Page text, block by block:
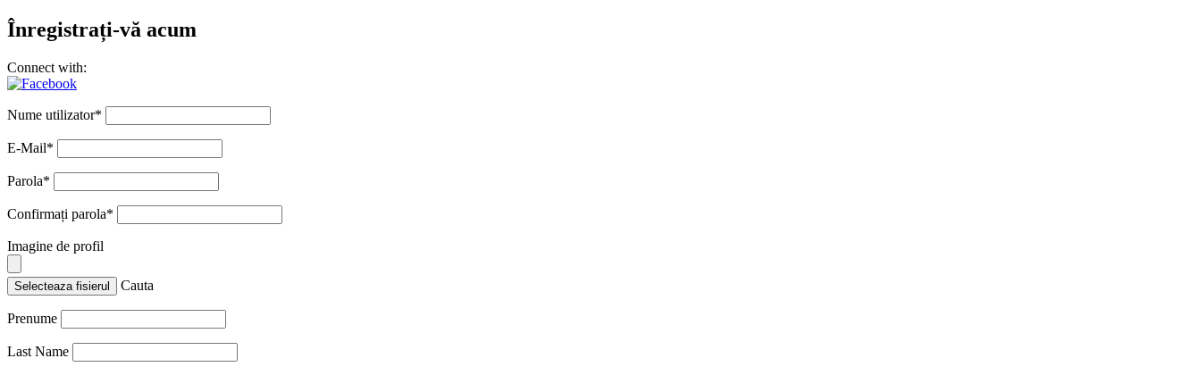
Înregistrați-vă acum
Connect with:
Nume utilizator*
E-Mail*
Parola*
Confirmați parola*
Imagine de profil
Selecteaza fisierul Cauta
Prenume
Last Name